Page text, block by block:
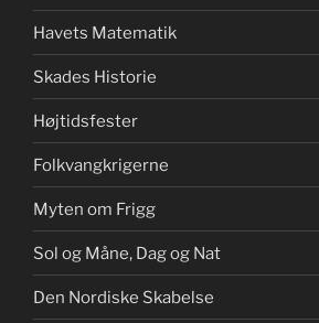
Havets Matematik
Skades Historie
Højtidsfester
Folkvangkrigerne
Myten om Frigg
Sol og Måne, Dag og Nat
Den Nordiske Skabelse